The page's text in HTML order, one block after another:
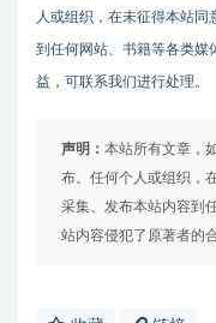
人或组织，在未征得本站
到任何网站、书籍等各类媒
益，可联系我们进行处理。
声明： 本站所有文章，
布。任何个人或组织，
采集、发布本站内容到
站内容侵犯了原著者的